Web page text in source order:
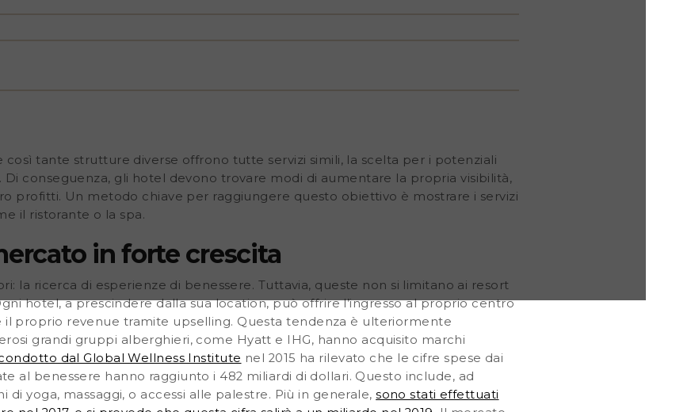
queste non si
che
tante strutture diverse offrono tutte servizi simili, la scelta per i potenziali
conseguenza, gli hotel devono trovare modi di aumentare la propria visibilità,
profitti. Un metodo chiave per raggiungere questo obiettivo è mostrare i servizi
il ristorante o la spa.
in forte crescita
la ricerca di esperienze di benessere. Tuttavia, queste non si limitano ai resort
hotel, a prescindere dalla sua location, può offrire l’ingresso al proprio centro
il proprio revenue tramite upselling. Questa tendenza è ulteriormente
grandi gruppi alberghieri, come Hyatt e IHG, hanno acquisito marchi
dal Global Wellness Institute nel 2015 ha rilevato che le cifre spese dai
al benessere hanno raggiunto i 482 miliardi di dollari. Questo include, ad
di yoga, massaggi, o accessi alle palestre. Più in generale,sono stati effettuati